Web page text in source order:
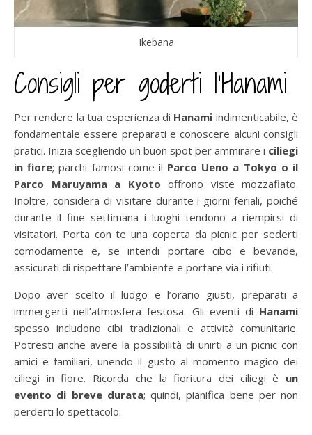
Ikebana
Consigli per goderti l’Hanami
Per rendere la tua esperienza di Hanami indimenticabile, è
fondamentale essere preparati e conoscere alcuni consigli
pratici. Inizia scegliendo un buon spot per ammirare i ciliegi
in fiore; parchi famosi come il Parco Ueno a Tokyo o il
Parco Maruyama a Kyoto offrono viste mozzafiato.
Inoltre, considera di visitare durante i giorni feriali, poiché
durante il fine settimana i luoghi tendono a riempirsi di
visitatori. Porta con te una coperta da picnic per sederti
comodamente e, se intendi portare cibo e bevande,
assicurati di rispettare l’ambiente e portare via i rifiuti.
Dopo aver scelto il luogo e l’orario giusti, preparati a
immergerti nell’atmosfera festosa. Gli eventi di Hanami
spesso includono cibi tradizionali e attività comunitarie.
Potresti anche avere la possibilità di unirti a un picnic con
amici e familiari, unendo il gusto al momento magico dei
ciliegi in fiore. Ricorda che la fioritura dei ciliegi è un
evento di breve durata; quindi, pianifica bene per non
perderti lo spettacolo.